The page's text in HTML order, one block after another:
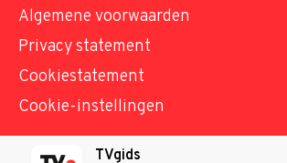
Algemene voorwaarden
Privacy statement
Cookiestatement
Cookie-instellingen
TVgids